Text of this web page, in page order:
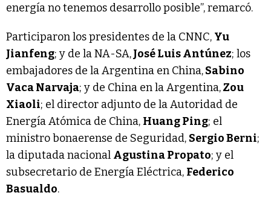
energía no tenemos desarrollo posible”, remarcó.
Participaron los presidentes de la CNNC, Yu
Jianfeng; y de la NA-SA,José Luis Antúnez; los
embajadores de la Argentina en China,Sabino
Vaca Narvaja; y de China en la Argentina,Zou
Xiaoli; el director adjunto de la Autoridad de
Energía Atómica de China, Huang Ping; el
ministro bonaerense de Seguridad, Sergio Berni;
la diputada nacional Agustina Propato; y el
subsecretario de Energía Eléctrica, Federico
Basualdo.